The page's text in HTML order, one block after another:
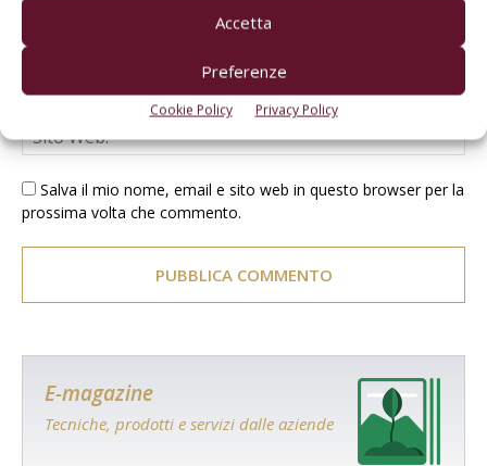
Accetta
Preferenze
Cookie Policy Privacy Policy
Salva il mio nome, email e sito web in questo browser per la
prossima volta che commento.
E-magazine
Tecniche, prodotti e servizi dalle aziende